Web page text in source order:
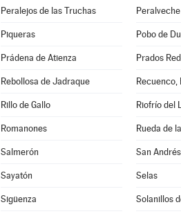
Peralejos de las Truchas Peralveche
Piqueras Pobo de
Prádena de Atienza Prados
Rebollosa de Jadraque Recuenco,
Rillo de Gallo Riofrío del
Romanones Rueda de
Salmerón San
Sayatón Selas
Sigüenza Solanillos